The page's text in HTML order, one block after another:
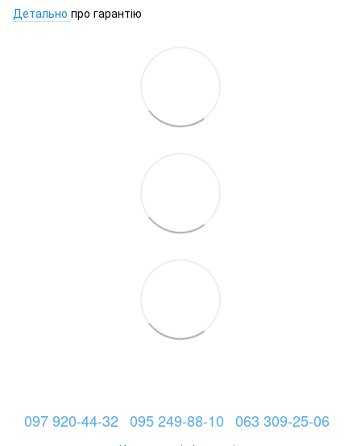
Детально про гарантію
097 920-44-32 095 249-88-10 063 309-25-06